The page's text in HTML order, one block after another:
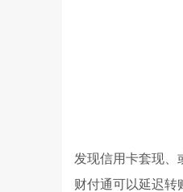
发现信用卡套现、
财付通可以延迟转